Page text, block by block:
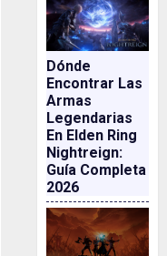
Dónde
Encontrar Las
Armas
Legendarias
En Elden Ring
Nightreign:
Guía Completa
2026